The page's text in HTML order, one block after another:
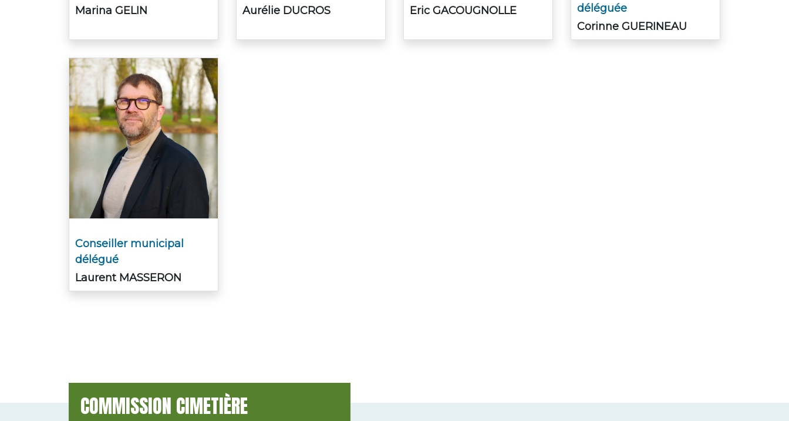
Marina GELIN
Aurélie DUCROS
Eric GACOUGNOLLE
déléguée
Corinne GUERINEAU
Conseiller municipal
délégué
Laurent MASSERON
COMMISSION CIMETIÈRE